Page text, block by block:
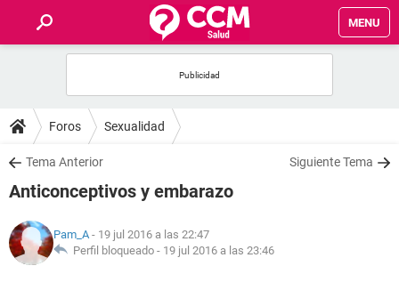
MENU
FOROS
SALUD
NUTRICIÓN
Foros Sexualidad
Tema Anterior Siguiente Tema
Anticonceptivos y embarazo
Pam_A- 19 jul 2016 a las 22:47
Perfil bloqueado - 19 jul 2016 a las 23:46